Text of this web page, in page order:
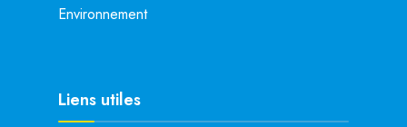
Environnement
Liens utiles